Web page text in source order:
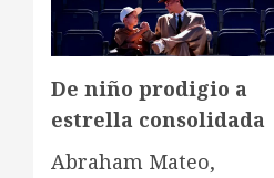
De niño prodigio a
estrella consolidada
Abraham Mateo,